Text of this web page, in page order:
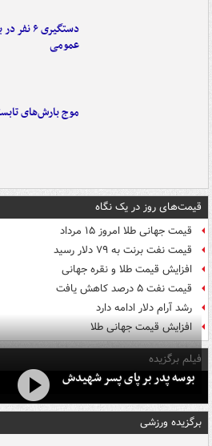
دستگیری
عمومی
موج بارش‌های تابستانه
قیمت‌های روز در یک نگاه
قیمت جهانی طلا امروز ۱۵ مرداد
قیمت نفت برنت به ۷۹ دلار رسید
افزایش قیمت طلا و نقره جهانی
قیمت نفت ۵ درصد کاهش یافت
رشد آرام دلار ادامه دارد
افزایش قیمت جهانی طلا
فیلم برگزیده
بوسه‌ پدر بر پای پسر شهیدش
برگزیده ورزشی